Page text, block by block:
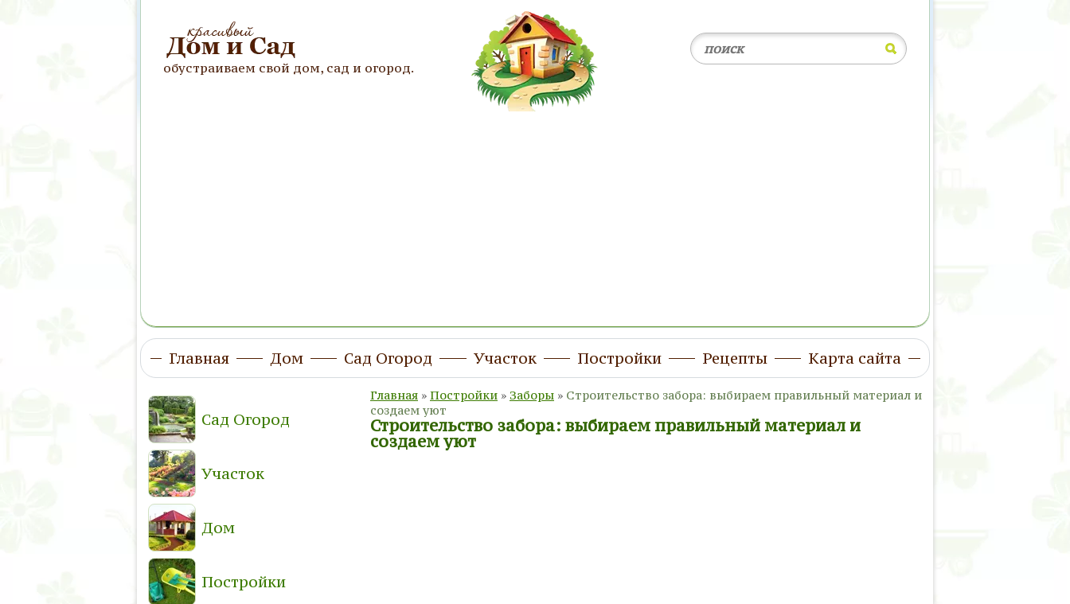
обустраиваем свой дом, сад и огород.
Главная Дом Сад Огород Участок Постройки Рецепты Карта сайта
Главная » Постройки » Заборы » Строительство забора: выбираем правильный материал и
создаем уют
Строительство забора: выбираем правильный материал и
создаем уют
Сад Огород
Участок
Дом
Постройки